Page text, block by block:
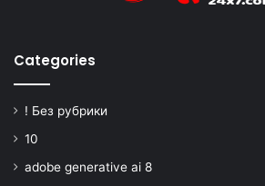
Categories
! Без рубрики
10
adobe generative ai 8